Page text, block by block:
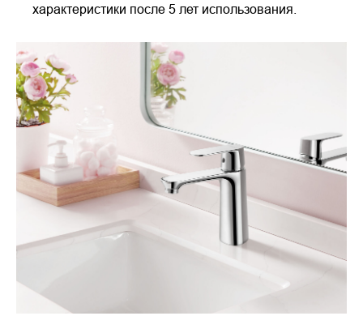
характеристики после 5 лет использования.